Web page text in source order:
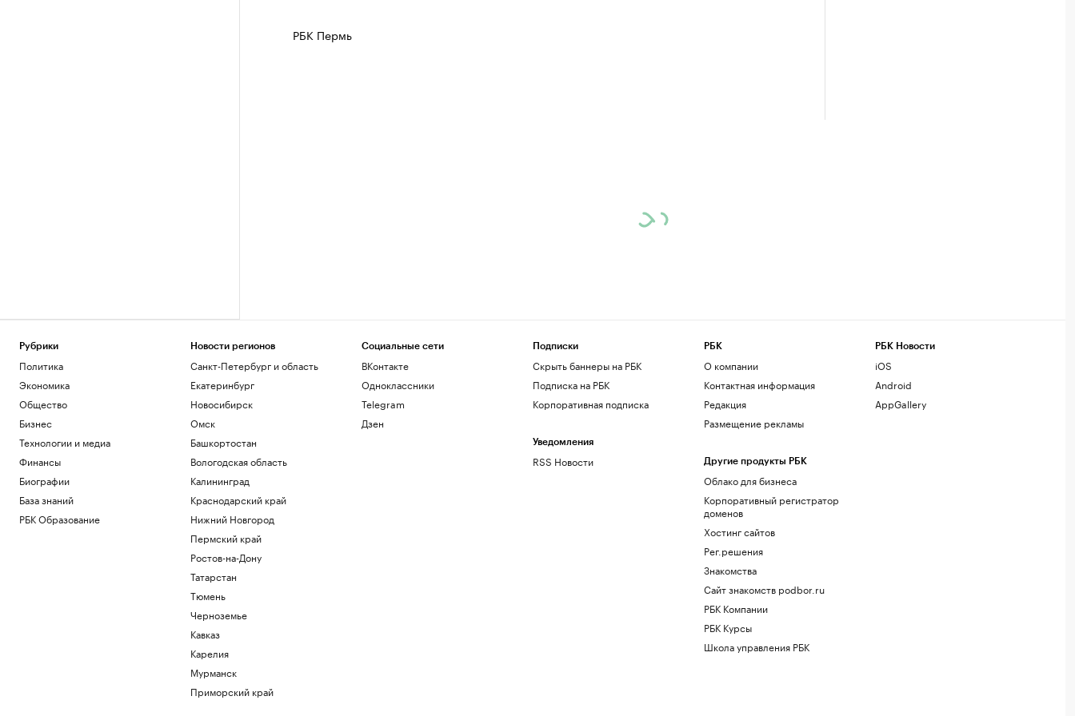
РБК Пермь
Рубрики
Политика
Экономика
Общество
Бизнес
Технологии и медиа
Финансы
Биографии
База знаний
РБК Образование
Новости регионов
Санкт-Петербург и область
Екатеринбург
Новосибирск
Омск
Башкортостан
Вологодская область
Калининград
Краснодарский край
Нижний Новгород
Пермский край
Ростов-на-Дону
Татарстан
Тюмень
Черноземье
Кавказ
Карелия
Мурманск
Приморский край
Социальные сети
ВКонтакте
Одноклассники
Telegram
Дзен
Подписки
Скрыть баннеры на РБК
Подписка на РБК
Корпоративная подписка
Уведомления
RSS Новости
РБК
О компании
Контактная информация
Редакция
Размещение рекламы
Другие продукты РБК
Облако для бизнеса
Корпоративный регистратор
доменов
Хостинг сайтов
Рег.решения
Знакомства
Сайт знакомств podbor.ru
РБК Компании
РБК Курсы
Школа управления РБК
РБК Новости
iOS
Android
AppGallery